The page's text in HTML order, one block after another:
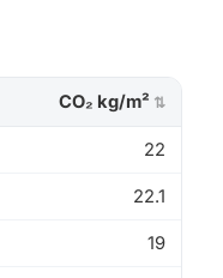
CO₂ kg/m² ⇅
22
22.1
19